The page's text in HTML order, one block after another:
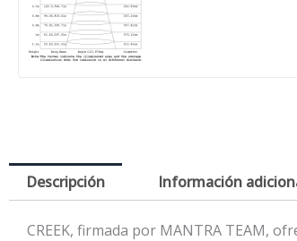
Descripción Información
CREEK, firmada por MANTRA TEAM,